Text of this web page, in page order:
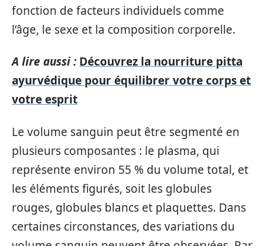
fonction de facteurs individuels comme
l’âge, le sexe et la composition corporelle.
A lire aussi : Découvrez la nourriture pitta
ayurvédique pour équilibrer votre corps et
votre esprit
Le volume sanguin peut être segmenté en
plusieurs composantes : le plasma, qui
représente environ 55 % du volume total, et
les éléments figurés, soit les globules
rouges, globules blancs et plaquettes. Dans
certaines circonstances, des variations du